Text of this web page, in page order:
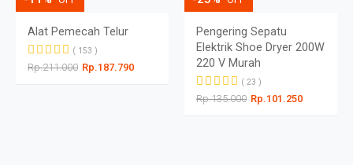
Alat Pemecah Telur
( 153 )
Rp.211.000 Rp.187.790
Pengering Sepatu
Elektrik Shoe Dryer 200W
220 V Murah
( 23 )
Rp.135.000 Rp.101.250